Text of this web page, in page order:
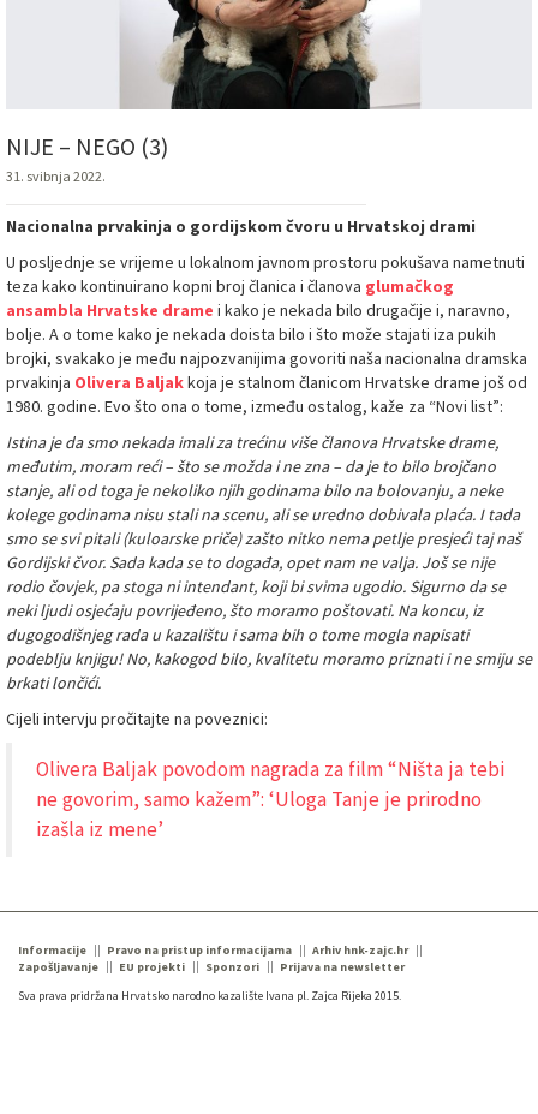
NIJE – NEGO (3)
31. svibnja 2022.
Nacionalna prvakinja o gordijskom čvoru u Hrvatskoj drami
U posljednje se vrijeme u lokalnom javnom prostoru pokušava nametnuti
teza kako kontinuirano kopni broj članica i članova glumačkog
ansambla Hrvatske drame i kako je nekada bilo drugačije i, naravno,
bolje. A o tome kako je nekada doista bilo i što može stajati iza pukih
brojki, svakako je među najpozvanijima govoriti naša nacionalna dramska
prvakinja Olivera Baljakkoja je stalnom članicom Hrvatske drame još od
1980. godine. Evo što ona o tome, između ostalog, kaže za “Novi list”:
Istina je da smo nekada imali za trećinu više članova Hrvatske drame,
međutim, moram reći – što se možda i ne zna – da je to bilo brojčano
stanje, ali od toga je nekoliko njih godinama bilo na bolovanju, a neke
kolege godinama nisu stali na scenu, ali se uredno dobivala plaća. I tada
smo se svi pitali (kuloarske priče) zašto nitko nema petlje presjeći taj naš
Gordijski čvor. Sada kada se to događa, opet nam ne valja. Još se nije
rodio čovjek, pa stoga ni intendant, koji bi svima ugodio. Sigurno da se
neki ljudi osjećaju povrijeđeno, što moramo poštovati. Na koncu, iz
dugogodišnjeg rada u kazalištu i sama bih o tome mogla napisati
podeblju knjigu! No, kakogod bilo, kvalitetu moramo priznati i ne smiju se
brkati lončići.
Cijeli intervju pročitajte na poveznici:
Olivera Baljak povodom nagrada za film “Ništa ja tebi
ne govorim, samo kažem”: ‘Uloga Tanje je prirodno
izašla iz mene’
Informacije Pravo na pristup informacijama
Arhiv hnk-zajc.hr
Zapošljavanje
EU projekti Sponzori
Prijava na newsletter
Sva prava pridržana Hrvatsko narodno kazalište Ivana pl. Zajca Rijeka 2015.